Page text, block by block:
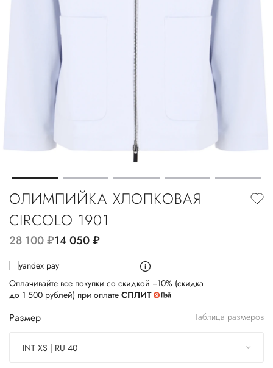
ОЛИМПИЙКА ХЛОПКОВАЯ
CIRCOLO 1901
28 100руб.14 050руб.
Оплачивайте все покупки со скидкой −10% (скидка
до 1 500 рублей) при оплате СПЛИТ
Размер Таблица размеров
INT XS | RU 40